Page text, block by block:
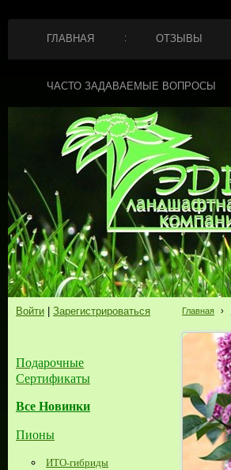
ГЛАВНАЯ ОТЗЫВЫ
ЧАСТО ЗАДАВАЕМЫЕ ВОПРОСЫ
Войти Зарегистрироваться
Подарочные
Сертификаты
Все Новинки
Пионы
ИТО-гибриды
Главная ›